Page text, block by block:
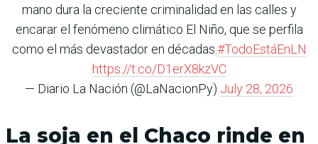
mano dura la creciente criminalidad en las calles y
encarar el fenómeno climático El Niño, que se perfila
como el más devastador en décadas.#TodoEstáEnLN
https://t.co/D1erX8kzVC
— Diario La Nación (@LaNacionPy) July 28, 2026
La soja en el Chaco rinde en